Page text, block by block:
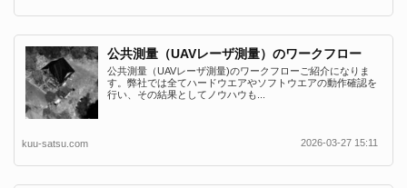
公共測量（UAVレーザ測量）のワークフロー
公共測量（UAVレーザ測量)のワークフローご紹介になりま
す。弊社では全てハードウエアやソフトウエアの動作確認を
行い、その結果としてノウハウも...
kuu-satsu.com 2026-03-27 15:11